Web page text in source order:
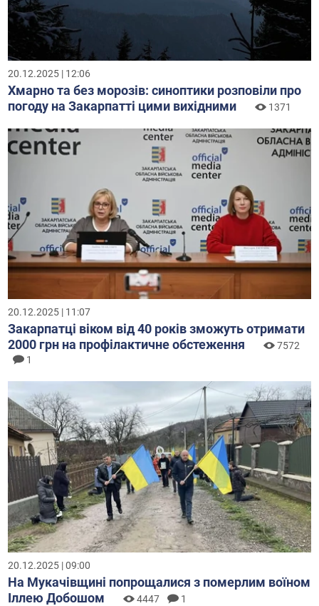
20.12.2025 | 12:06
Хмарно та без морозів: синоптики розповіли про
погоду на Закарпатті цими вихідними
1371
20.12.2025 | 11:07
Закарпатці віком від 40 років зможуть отримати
2000 грн на профілактичне обстеження
7572
1
20.12.2025 | 09:00
На Мукачівщині попрощалися з померлим воїном
Іллею Добошом
4447 1